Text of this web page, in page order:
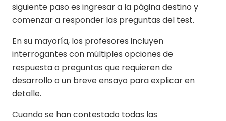
siguiente paso es ingresar a la página destino y
comenzar a responder las preguntas del test.
En su mayoría, los profesores incluyen
interrogantes con múltiples opciones de
respuesta o preguntas que requieren de
desarrollo o un breve ensayo para explicar en
detalle.
Cuando se han contestado todas las